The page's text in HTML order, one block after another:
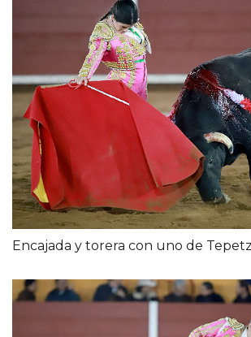
Encajada y torera con uno de